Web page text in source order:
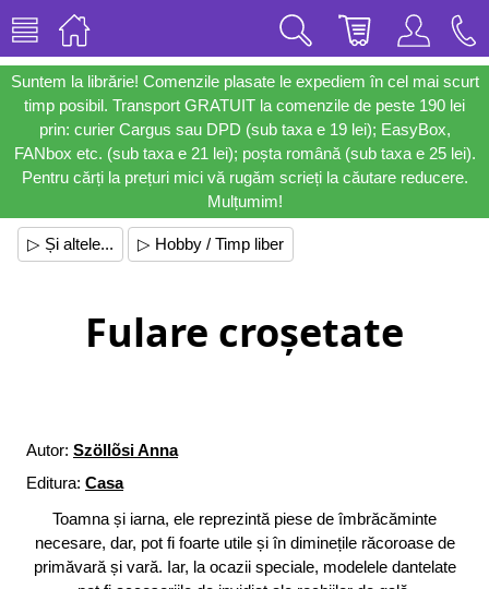
Suntem la librărie! Comenzile plasate le expediem în cel mai scurt
timp posibil. Transport GRATUIT la comenzile de peste 190 lei
prin: curier Cargus sau DPD (sub taxa e 19 lei); EasyBox,
FANbox etc. (sub taxa e 21 lei); poșta română (sub taxa e 25 lei).
Pentru cărți la prețuri mici vă rugăm scrieți la căutare reducere.
Mulțumim!
▷ Și altele... ▷ Hobby / Timp liber
Fulare croșetate
Autor: Szöllõsi Anna
Editura: Casa
Toamna și iarna, ele reprezintă piese de îmbrăcăminte
necesare, dar, pot fi foarte utile și în diminețile răcoroase de
primăvară și vară. Iar, la ocazii speciale, modelele dantelate